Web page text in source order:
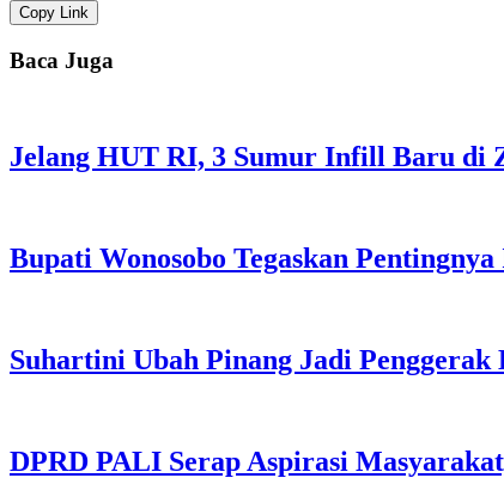
Copy Link
Baca Juga
Jelang HUT RI, 3 Sumur Infill Baru di
Bupati Wonosobo Tegaskan
Suhartini Ubah Pinang Jadi
DPRD PALI Serap Aspirasi